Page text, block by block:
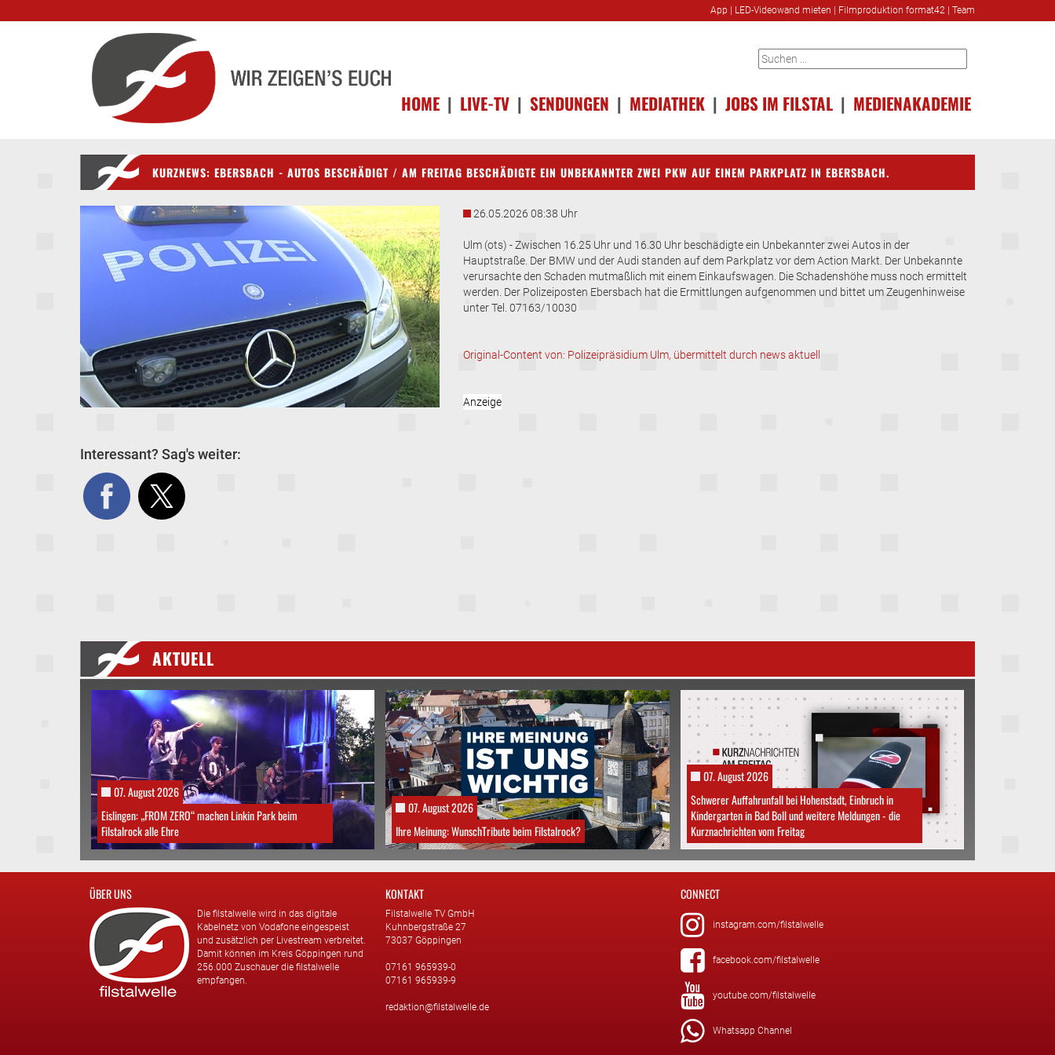
App LED-Videowand mieten Filmproduktion format42 Team
HOME | LIVE-TV | SENDUNGEN | MEDIATHEK | JOBS IM FILSTAL | MEDIENAKADEMIE
KURZNEWS: EBERSBACH - AUTOS BESCHÄDIGT / AM FREITAG BESCHÄDIGTE EIN UNBEKANNTER ZWEI PKW AUF EINEM PARKPLATZ IN EBERSBACH.
Interessant? Sag's weiter:
26.05.2026 08:38 Uhr
Ulm (ots) - Zwischen 16.25 Uhr und 16.30 Uhr beschädigte ein Unbekannter zwei Autos in der
Hauptstraße. Der BMW und der Audi standen auf dem Parkplatz vor dem Action Markt. Der Unbekannte
verursachte den Schaden mutmaßlich mit einem Einkaufswagen. Die Schadenshöhe muss noch ermittelt
werden. Der Polizeiposten Ebersbach hat die Ermittlungen aufgenommen und bittet um Zeugenhinweise
unter Tel. 07163/10030
Original-Content von: Polizeipräsidium Ulm, übermittelt durch news aktuell
AKTUELL
07. August 2026
Eislingen: „FROM ZERO“ machen Linkin Park beim
Filstalrock alle Ehre
07. August 2026
Ihre Meinung: WunschTribute beim Filstalrock?
07. August 2026
Schwerer Auffahrunfall bei Hohenstadt, Einbruch in
Kindergarten in Bad Boll und weitere Meldungen - die
Kurznachrichten vom Freitag
ÜBER UNS
Die filstalwelle wird in das digitale
Kabelnetz von Vodafone eingespeist
und zusätzlich per Livestream verbreitet.
Damit können im Kreis Göppingen rund
256.000 Zuschauer die filstalwelle
empfangen.
KONTAKT
Filstalwelle TV GmbH
Kuhnbergstraße 27
73037 Göppingen
07161 965939-0
07161 965939-9
redaktion@filstalwelle.de
CONNECT
instagram.com/filstalwelle
facebook.com/filstalwelle
youtube.com/filstalwelle
Whatsapp Channel